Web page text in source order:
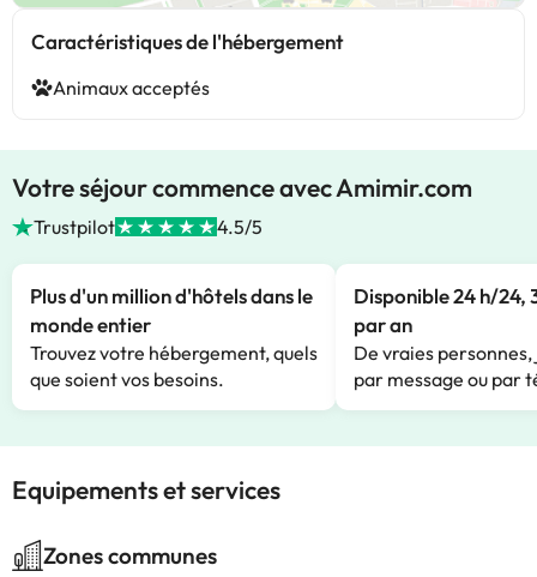
Caractéristiques de l'hébergement
Animaux acceptés
Votre séjour commence avec Amimir.com
Trustpilot 4.5/5
Plus d'un million d'hôtels dans le
monde entier
Trouvez votre hébergement, quels
que soient vos besoins.
Disponible 24 h/24,
par an
De vraies
par message ou par
Equipements et services
Zones communes